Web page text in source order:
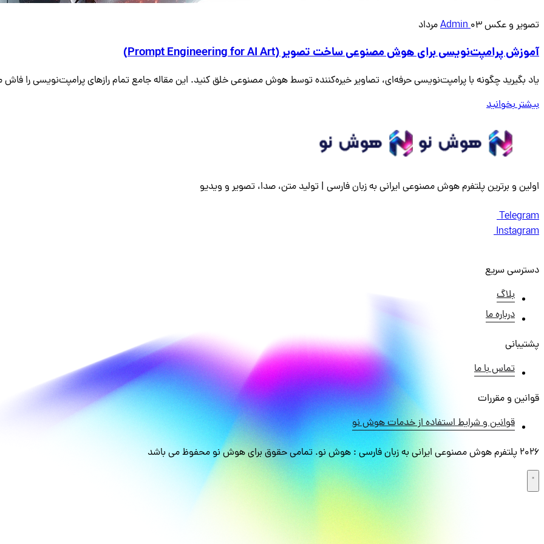
تصویر و عکس Admin03 مرداد
آموزش پرامپت‌نویسی برای هوش مصنوعی ساخت تصویر (Prompt Engineering for AI Art)
یاد بگیرید چگونه با پرامپت‌نویسی حرفه‌ای، تصاویر خیره‌کننده توسط هوش مصنوعی خلق کنید. این مقاله جامع تمام رازهای پرامپت‌نویسی را فاش
بیشتر بخوانید
اولین و برترین پلتفرم هوش مصنوعی ایرانی به زبان فارسی | تولید متن، صدا، تصویر و ویدیو
Telegram
Instagram
دسترسی سریع
بلاگ
درباره ما
پشتیبانی
تماس با ما
قوانین و مقررات
قوانین و شرایط استفاده از خدمات هوش نو
2026 پلتفرم هوش مصنوعی ایرانی به زبان فارسی : هوش نو. تمامی حقوق برای هوش نو محفوظ می باشد